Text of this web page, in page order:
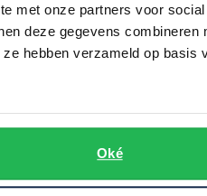
met onze partners voor
deze gegevens combineren
hebben verzameld op basis
Oké
€ 120,00€ 96,00
-
20%